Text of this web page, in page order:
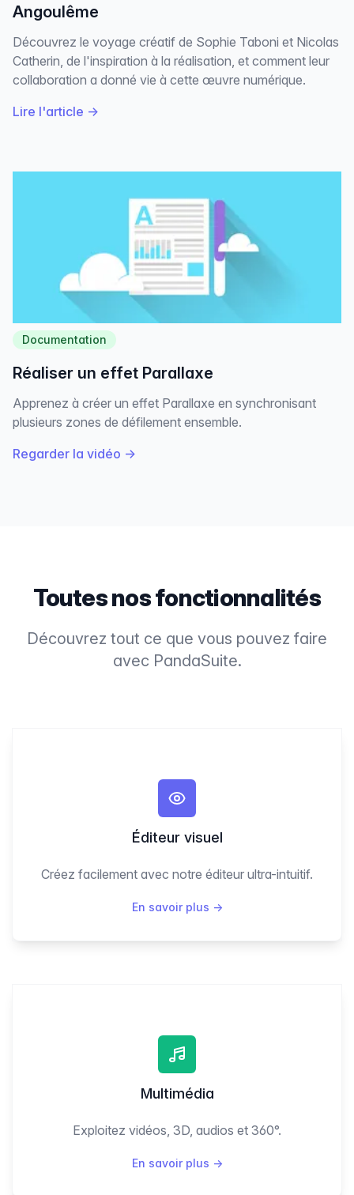
Angoulême
Découvrez le voyage créatif de Sophie Taboni et Nicolas
Catherin, de l'inspiration à la réalisation, et comment leur
collaboration a donné vie à cette œuvre numérique.
Lire l'article →
Documentation
Réaliser un effet Parallaxe
Apprenez à créer un effet Parallaxe en synchronisant
plusieurs zones de défilement ensemble.
Regarder la vidéo →
Toutes nos fonctionnalités
Découvrez tout ce que vous pouvez faire
avec PandaSuite.
Éditeur visuel
Créez facilement avec notre éditeur ultra-intuitif.
En savoir plus →
Multimédia
Exploitez vidéos, 3D, audios et 360°.
En savoir plus →